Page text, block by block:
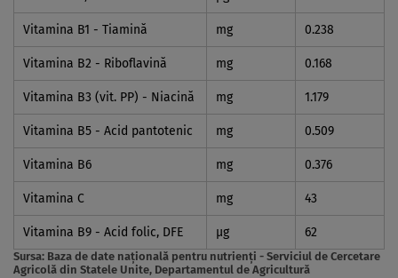
Vitamina B1 - Tiamină mg 0.238
Vitamina B2 - Riboflavină mg 0.168
Vitamina B3 (vit. PP) - Niacină mg 1.179
Vitamina B5 - Acid pantotenic mg 0.509
Vitamina B6 mg 0.376
Vitamina C mg 43
Vitamina B9 - Acid folic, DFE µg 62
Sursa: Baza de date naţională pentru nutrienţi - Serviciul de Cercetare
Agricolă din Statele Unite, Departamentul de Agricultură